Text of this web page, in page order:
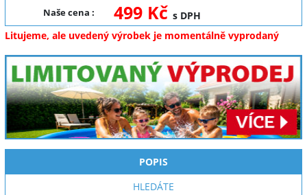
Naše cena : 499 Kč s DPH
Litujeme, ale uvedený výrobek je momentálně vyprodaný
POPIS
HLEDÁTE